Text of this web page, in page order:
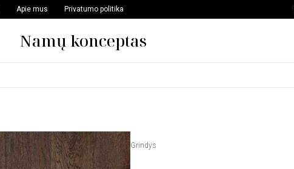
Apie mus Privatumo politika
Namų konceptas
Grindys